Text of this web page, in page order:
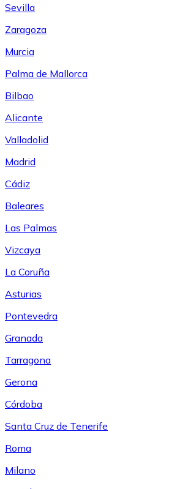
Sevilla
Zaragoza
Murcia
Palma de Mallorca
Bilbao
Alicante
Valladolid
Madrid
Cádiz
Baleares
Las Palmas
Vizcaya
La Coruña
Asturias
Pontevedra
Granada
Tarragona
Gerona
Córdoba
Santa Cruz de Tenerife
Roma
Milano